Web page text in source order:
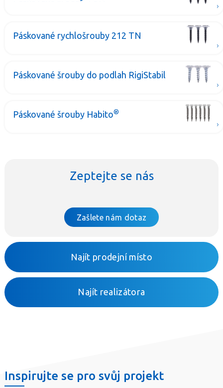
Páskované rychlošrouby 212 TN
Páskované šrouby do podlah RigiStabil
Páskované šrouby Habito®
Zeptejte se nás
Zašlete nám dotaz
Najít prodejní místo
Najít realizátora
Inspirujte se pro svůj projekt